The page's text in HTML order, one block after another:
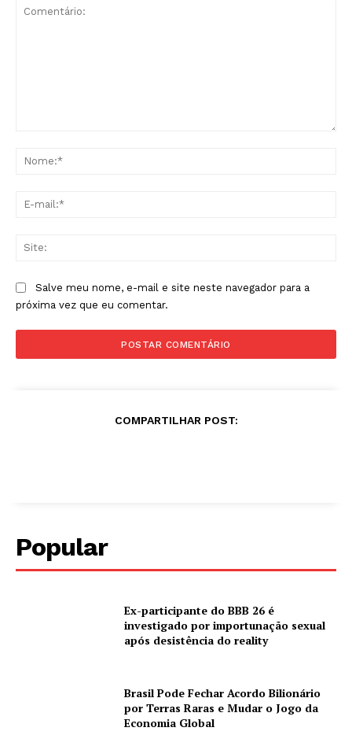
Salve meu nome, e-mail e site neste navegador para a
próxima vez que eu comentar.
COMPARTILHAR POST:
Popular
Ex-participante do BBB 26 é
investigado por importunação sexual
após desistência do reality
Brasil Pode Fechar Acordo Bilionário
por Terras Raras e Mudar o Jogo da
Economia Global